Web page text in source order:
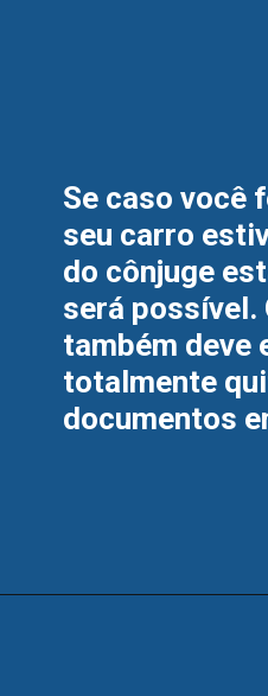
Se caso você
seu carro
do cônjuge
será possível.
também deve
totalmente
documentos